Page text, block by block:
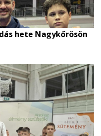
hete Nagykőrösön